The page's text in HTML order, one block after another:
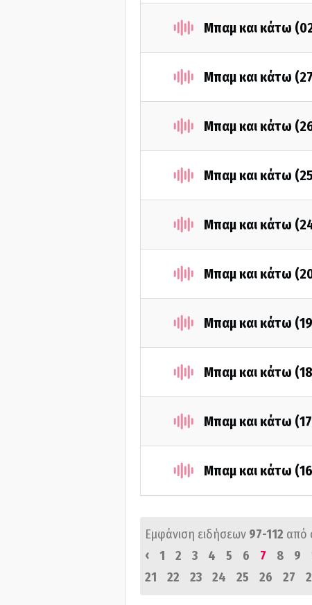
Μπαμ και κάτω
Μπαμ και κάτω
Μπαμ και κάτω
Μπαμ και κάτω
Μπαμ και κάτω
Μπαμ και κάτω
Μπαμ και κάτω
Μπαμ και κάτω
Μπαμ και κάτω
Μπαμ και κάτω
Εμφάνιση ειδήσεων 97-112 από
‹
1 2 3 4 5 6 7 8 9
21
22 23 24 25 26 27